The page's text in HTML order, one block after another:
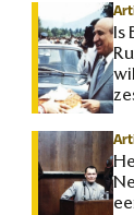
Is